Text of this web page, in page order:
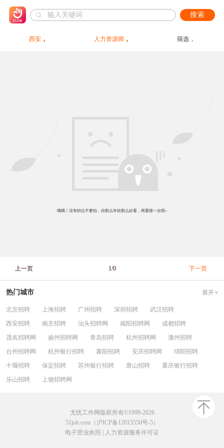
搜索
西安 人力资源师 筛选
哦哦！没有职位不要怕，你那么年轻那么好看，再重搜一次呗~
上一页 1/0 下一页
热门城市 展开
北京招聘 上海招聘 广州招聘 深圳招聘
武汉招聘
西安招聘
南京招聘 汕头招聘网 揭阳招聘网
成都招聘
茂名招聘网
扬州招聘网 青岛招聘 杭州招聘网
滁州招聘
台州招聘网
杭州银行招聘 襄阳招聘 安庆招聘网
绵阳招聘
十堰招聘
保定招聘 苏州银行招聘 唐山招聘
重庆银行招聘
乐山招聘
上饶招聘网
无忧工作网版权所有©1999-2026
51job.com（沪ICP备12015550号-5）
电子营业执照
人力资源服务许可证